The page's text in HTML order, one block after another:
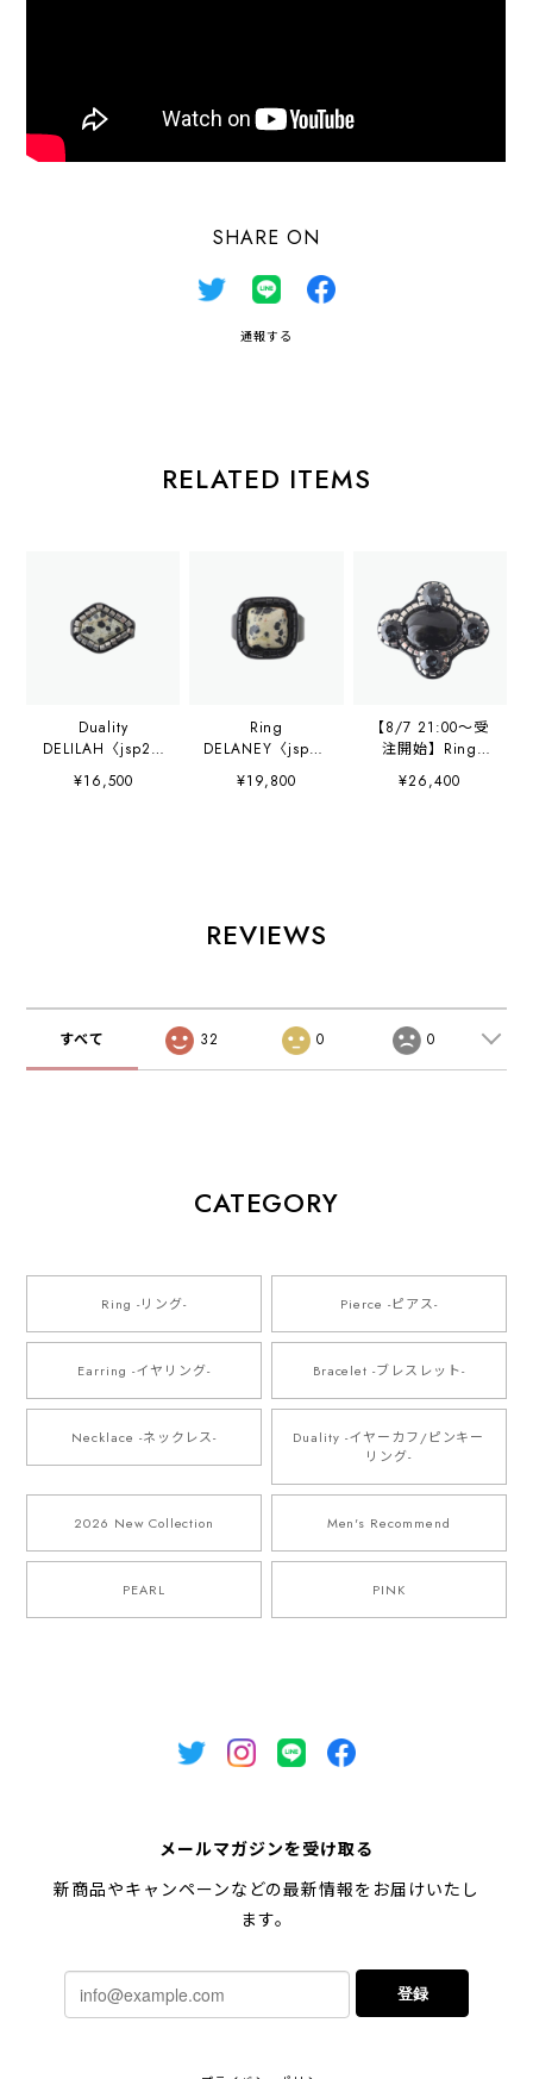
SHARE ON
通報する
RELATED ITEMS
Duality
DELILAH〈jsp25-
re074〉
¥16,500
Ring
DELANEY〈jsp26
-r097〉
¥19,800
【8/7 21:00〜受
注開始】Ring
GWEN〈onx25-
r066〉
¥26,400
REVIEWS
すべて 32 0 0
CATEGORY
Ring -リング- Pierce -ピアス-
Earring -イヤリング- Bracelet -ブレスレット-
Necklace -ネックレス-
Duality -イヤーカフ/ピンキー
リング-
2026 New Collection Men's Recommend
PEARL PINK
メールマガジンを受け取る
新商品やキャンペーンなどの最新情報をお届けいたし
ます。
登録